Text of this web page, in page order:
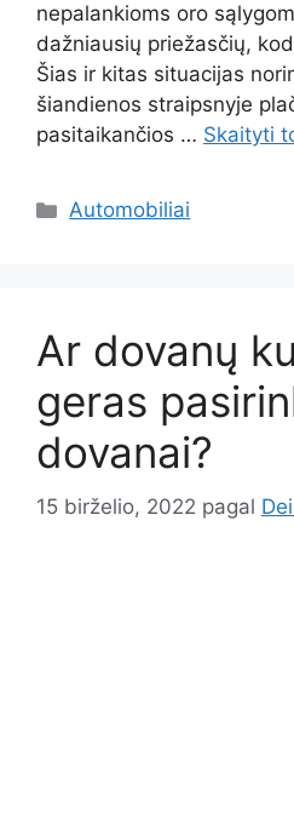
nepalankioms oro
dažniausių priežasčių,
Šias ir kitas situacijas
šiandienos straipsnyje
pasitaikančios … Skaityti
Kategorijos
Automobiliai
Ar dovanų
geras
dovanai?
15 birželio, 2022 pagal